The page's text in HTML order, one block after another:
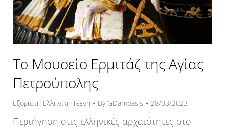
Το Μουσείο Ερμιτάζ της Αγίας
Πετρούπολης
Εξόριστη Ελληνική Τέχνη By GDambasis 28/03/2023
Περιήγηση στις ελληνικές αρχαιότητες στο